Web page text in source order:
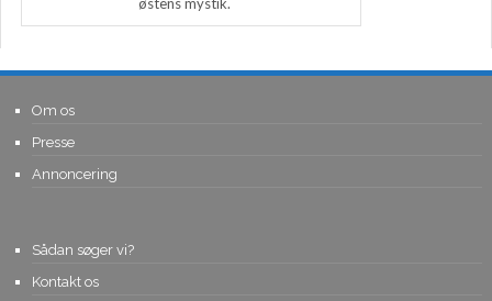
østens mystik.
Om os
Presse
Annoncering
Sådan søger vi?
Kontakt os